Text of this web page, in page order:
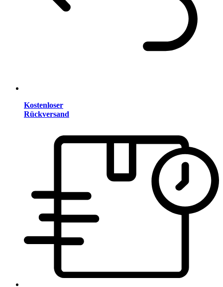
Kostenloser
Rückversand